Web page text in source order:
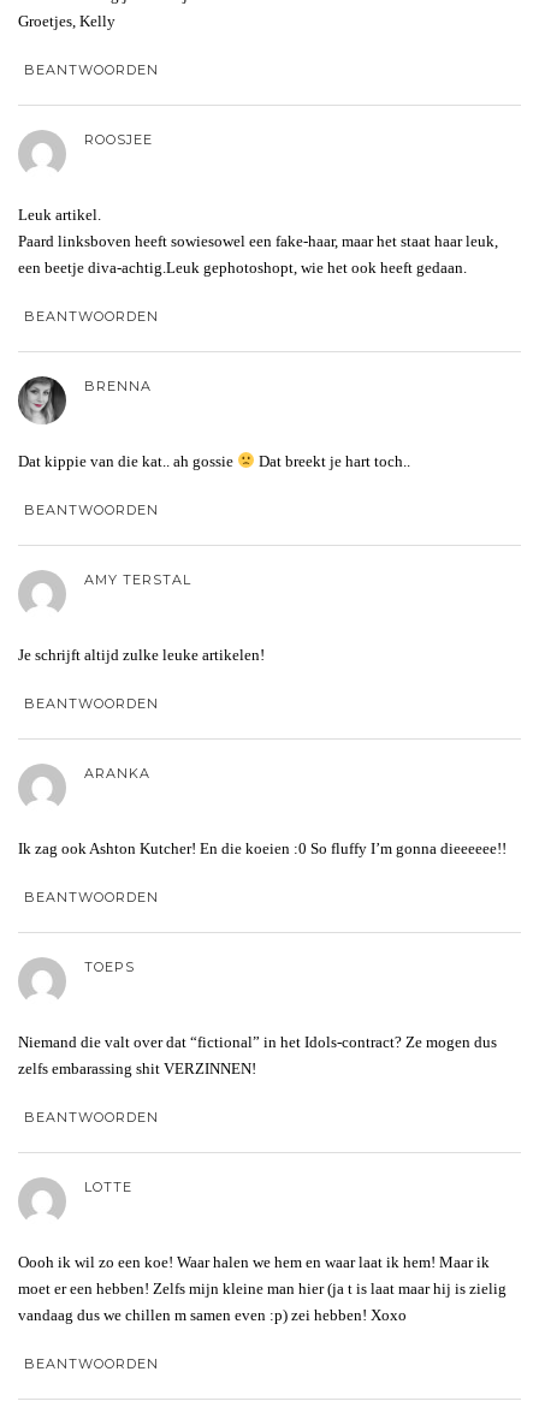
Groetjes, Kelly
BEANTWOORDEN
ROOSJEE
Leuk artikel.
Paard linksboven heeft sowiesowel een fake-haar, maar het staat haar leuk,
een beetje diva-achtig.Leuk gephotoshopt, wie het ook heeft gedaan.
BEANTWOORDEN
BRENNA
Dat kippie van die kat.. ah gossie Dat breekt je hart toch..
BEANTWOORDEN
AMY TERSTAL
Je schrijft altijd zulke leuke artikelen!
BEANTWOORDEN
ARANKA
Ik zag ook Ashton Kutcher! En die koeien :0 So fluffy I’m gonna dieeeeee!!
BEANTWOORDEN
TOEPS
Niemand die valt over dat “fictional” in het Idols-contract? Ze mogen dus
zelfs embarassing shit VERZINNEN!
BEANTWOORDEN
LOTTE
Oooh ik wil zo een koe! Waar halen we hem en waar laat ik hem! Maar ik
moet er een hebben! Zelfs mijn kleine man hier (ja t is laat maar hij is zielig
vandaag dus we chillen m samen even :p) zei hebben! Xoxo
BEANTWOORDEN